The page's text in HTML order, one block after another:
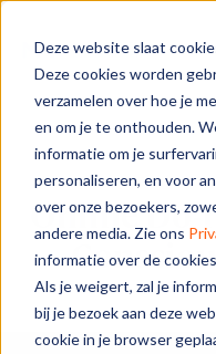
Deze website slaat
Deze cookies worden
verzamelen over hoe je
en om je te onthouden.
informatie om je
personaliseren, en voor
over onze bezoekers,
andere media. Zie ons
informatie over de
Als je weigert, zal je
bij je bezoek aan deze
cookie in je browser
Online Do-